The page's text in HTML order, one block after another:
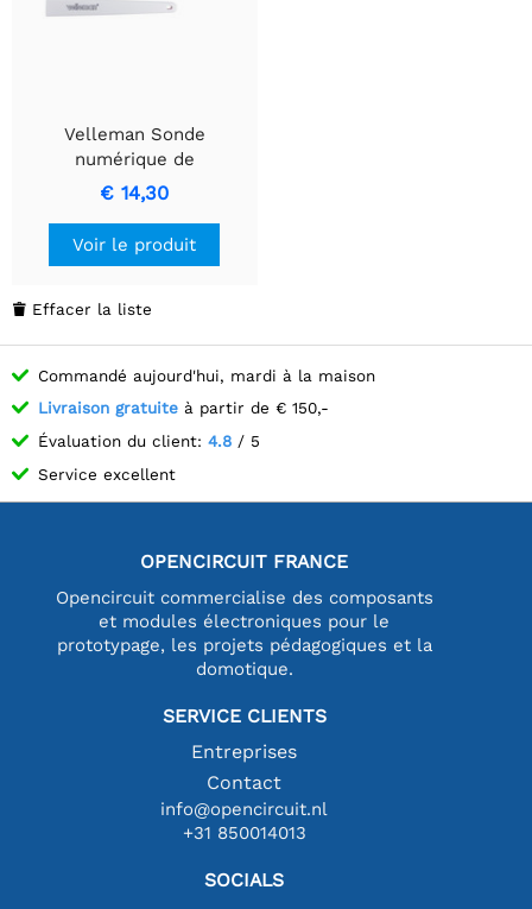
Velleman Sonde
numérique de
température pour la
cuisson de précision
€ 14,30
Voir le produit
 Effacer la liste
Commandé aujourd'hui, mardi à la maison
Livraison gratuite à partir de € 150,-
Évaluation du client: 4.8 / 5
Service excellent
OPENCIRCUIT FRANCE
Opencircuit commercialise des composants
et modules électroniques pour le
prototypage, les projets pédagogiques et la
domotique.
SERVICE CLIENTS
Entreprises
Contact
info@opencircuit.nl
+31 850014013
SOCIALS